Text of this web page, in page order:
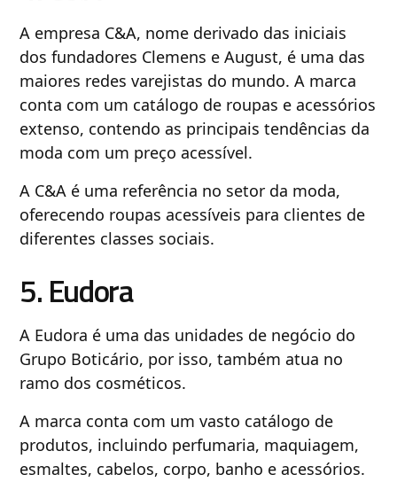
A empresa C&A, nome derivado das iniciais
dos fundadores Clemens e August, é uma das
maiores redes varejistas do mundo. A marca
conta com um catálogo de roupas e acessórios
extenso, contendo as principais tendências da
moda com um preço acessível.
A C&A é uma referência no setor da moda,
oferecendo roupas acessíveis para clientes de
diferentes classes sociais.
5. Eudora
A Eudora é uma das unidades de negócio do
Grupo Boticário, por isso, também atua no
ramo dos cosméticos.
A marca conta com um vasto catálogo de
produtos, incluindo perfumaria, maquiagem,
esmaltes, cabelos, corpo, banho e acessórios.